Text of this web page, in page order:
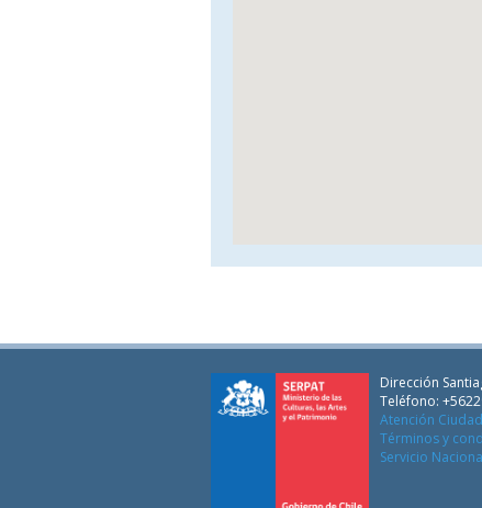
Dirección
Teléfono:
Atención
Términos y
Servicio